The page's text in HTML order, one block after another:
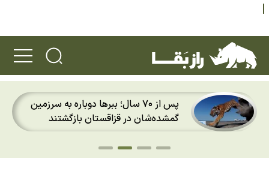
پس از ۲۰ سال؛ قورباغه‌های طلایی پاناما
دوباره باران را روی پوست خود احساس